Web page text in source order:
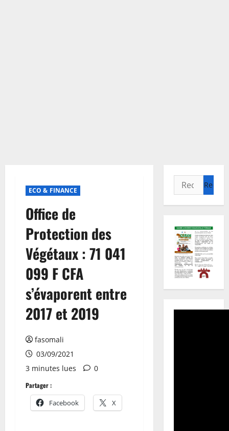
ECO & FINANCE
Office de
Protection des
Végétaux : 71 041
099 F CFA
s’évaporent entre
2017 et 2019
fasomali
03/09/2021
3 minutes lues
0
Partager :
Facebook X
Rechercher :